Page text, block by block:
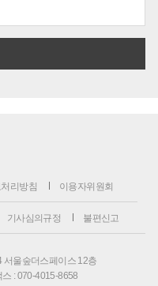
리방침 이용자위원회
기사심의규정 불편신고
서울숲더스페이스 12층
스 : 070-4015-8658